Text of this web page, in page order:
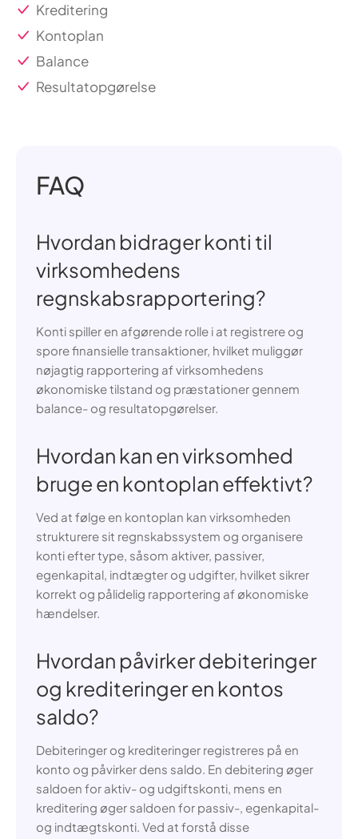
Kreditering
Kontoplan
Balance
Resultatopgørelse
FAQ
Hvordan bidrager konti til
virksomhedens
regnskabsrapportering?
Konti spiller en afgørende rolle i at registrere og
spore finansielle transaktioner, hvilket muliggør
nøjagtig rapportering af virksomhedens
økonomiske tilstand og præstationer gennem
balance- og resultatopgørelser.
Hvordan kan en virksomhed
bruge en kontoplan effektivt?
Ved at følge en kontoplan kan virksomheden
strukturere sit regnskabssystem og organisere
konti efter type, såsom aktiver, passiver,
egenkapital, indtægter og udgifter, hvilket sikrer
korrekt og pålidelig rapportering af økonomiske
hændelser.
Hvordan påvirker debiteringer
og krediteringer en kontos
saldo?
Debiteringer og krediteringer registreres på en
konto og påvirker dens saldo. En debitering øger
saldoen for aktiv- og udgiftskonti, mens en
kreditering øger saldoen for passiv-, egenkapital-
og indtægtskonti. Ved at forstå disse